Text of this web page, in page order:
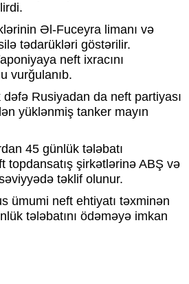
Əl-Fuceyra limanı və
tədarükləri göstərilir.
neft ixracını
vurğulanıb.
Rusiyadan da neft partiyası
yüklənmiş tanker mayın
45 günlük tələbatı
topdansatış şirkətlərinə ABŞ və
təklif olunur.
ümumi neft ehtiyatı təxminən
tələbatını ödəməyə imkan